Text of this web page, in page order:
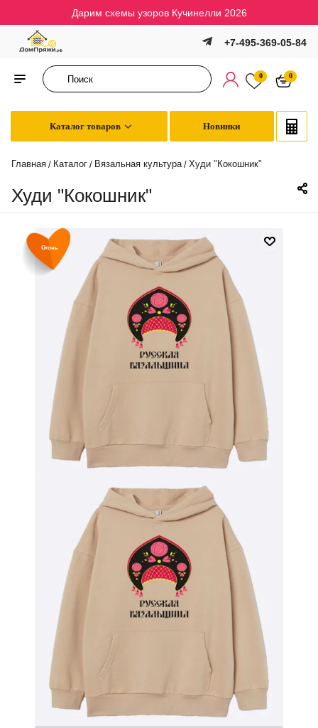
Дарим схемы узоров Кучинелли 2026
+7-495-369-05-84
0 0
Каталог товаров Новинки
Главная / Каталог / Вязальная культура / Худи "Кокошник"
Худи "Кокошник"
Огонь